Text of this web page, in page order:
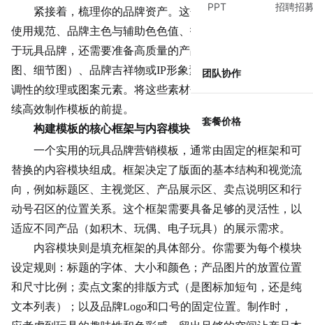
PPT 招聘招
团队协作
套餐价格
紧接着，梳理你的品牌资产。这包括官方Logo的标准
使用规范、品牌主色与辅助色色值、指定的中英文字体。对
于玩具品牌，还需要准备高质量的产品图片（白底图、场景
图、 细节图 ）、品牌吉祥物或IP形象素材、以及能体现品牌
调性的纹理或图案元素。将这些素材分门别类整理好，是后
续高效制作模板的前提。
构建模板的核心框架与内容模块
一个实用的玩具品牌营销模板，通常由固定的框架和可
替换的内容模块组成。框架决定了版面的基本结构和视觉流
向，例如标题区、主视觉区、产品展示区、卖点说明区和行
动号召区的位置关系。这个框架需要具备足够的灵活性，以
适应不同产品（如积木、玩偶、电子玩具）的展示需求。
内容模块则是填充框架的具体部分。你需要为每个模块
设定规则：标题的字体、大小和颜色；产品图片的放置位置
和尺寸比例；卖点文案的排版方式（是图标加短句，还是纯
文本列表）；以及品牌Logo和口号的固定位置。制作时，